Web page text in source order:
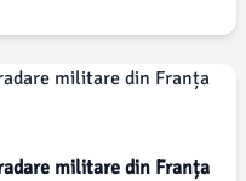
militare din Franța